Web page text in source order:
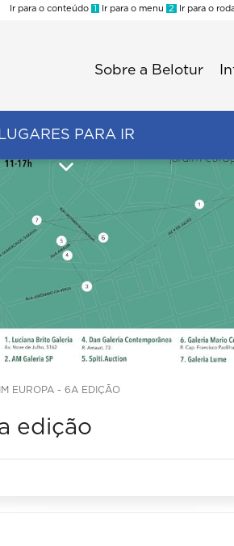
Ir para o conteúdo 1 Ir para o menu 2 Ir para o
Sobre a Belotur
LUGARES PARA IR
EUROPA - 6A EDIÇÃO
edição